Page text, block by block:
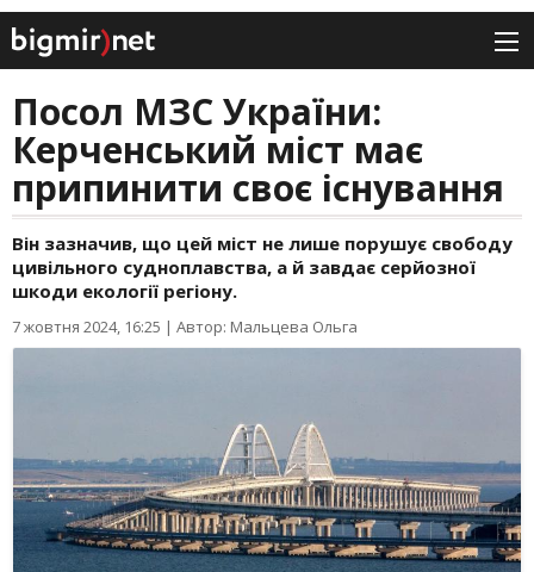
Посол МЗС України:
Керченський міст має
припинити своє існування
Він зазначив, що цей міст не лише порушує свободу
цивільного судноплавства, а й завдає серйозної
шкоди екології регіону.
7 жовтня 2024, 16:25 | Автор: Мальцева Ольга